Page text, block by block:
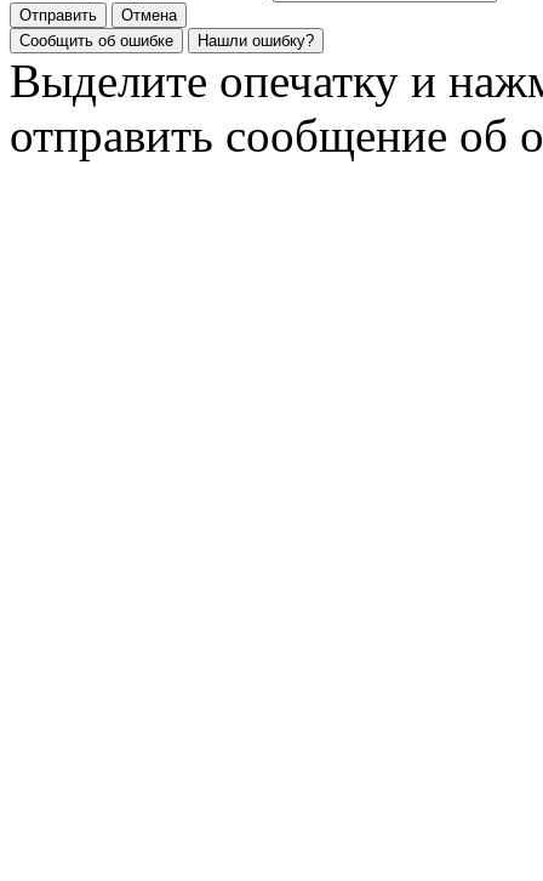
Отправить
Отмена
Сообщить об ошибке
Нашли ошибку?
Выделите опечатку и
отправить сообщение об